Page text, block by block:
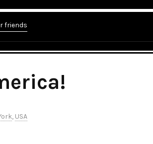
friends
, USA